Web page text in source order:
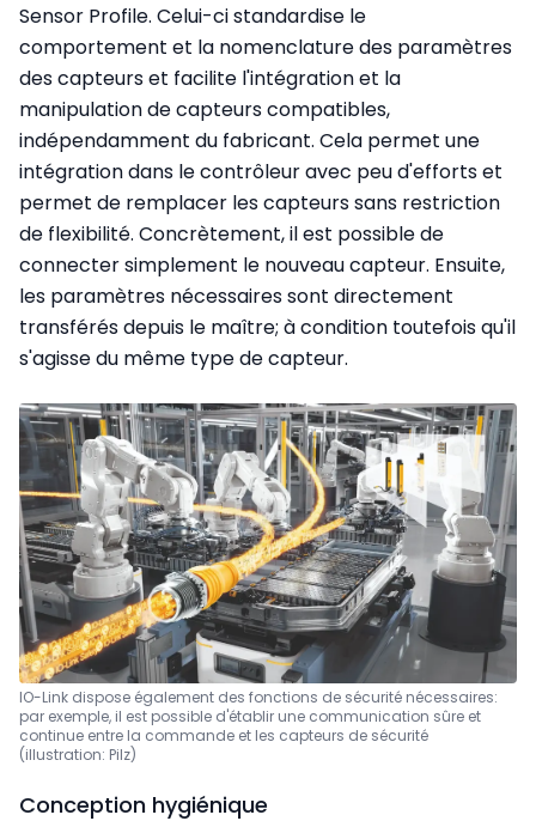
Sensor Profile. Celui-ci standardise le
comportement et la nomenclature des paramètres
des capteurs et facilite l'intégration et la
manipulation de capteurs compatibles,
indépendamment du fabricant. Cela permet une
intégration dans le contrôleur avec peu d'efforts et
permet de remplacer les capteurs sans restriction
de flexibilité. Concrètement, il est possible de
connecter simplement le nouveau capteur. Ensuite,
les paramètres nécessaires sont directement
transférés depuis le maître; à condition toutefois qu'il
s'agisse du même type de capteur.
IO-Link dispose également des fonctions de sécurité nécessaires:
par exemple, il est possible d'établir une communication sûre et
continue entre la commande et les capteurs de sécurité
(illustration: Pilz)
Conception hygiénique